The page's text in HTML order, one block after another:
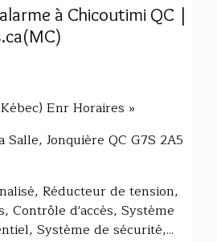
à Chicoutimi QC |
Enr Horaires »
Salle, Jonquière QC G7S 2A5
Réducteur de tension,
Contrôle d'accès, Système
Système de sécurité,...